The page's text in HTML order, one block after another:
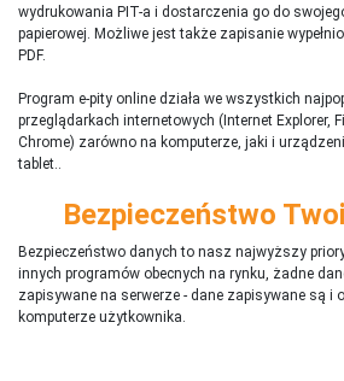
wydrukowania PIT-a i dostarczenia go do
papierowej. Możliwe jest także zapisanie
PDF.
Program e-pity online działa we wszystkich
przeglądarkach internetowych (Internet Explorer,
Chrome) zarówno na komputerze, jaki i
tablet..
Bezpieczeństwo
Bezpieczeństwo danych to nasz najwyższy
innych programów obecnych na rynku, żadne
zapisywane na serwerze - dane zapisywane są i
komputerze użytkownika.